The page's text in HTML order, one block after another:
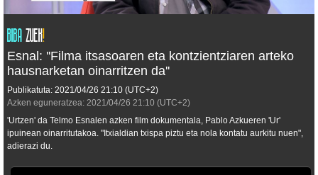
Esnal: ''Filma itsasoaren eta kontzientziaren arteko
hausnarketan oinarritzen da''
Publikatuta: 2021/04/26 21:10 (UTC+2)
Azken eguneratzea: 2021/04/26 21:10 (UTC+2)
'Urtzen' da Telmo Esnalen azken film dokumentala, Pablo Azkueren 'Ur'
ipuinean oinarritutakoa. "Itxialdian txispa piztu eta nola kontatu aurkitu nuen",
adierazi du.